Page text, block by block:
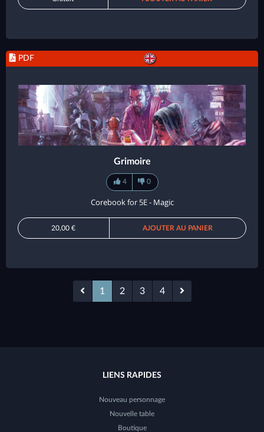
PDF
Grimoire
4 0
Corebook for 5E - Magic
20,00 € AJOUTER AU PANIER
1 2 3 4
LIENS RAPIDES
Nouveau personnage
Nouvelle table
Boutique